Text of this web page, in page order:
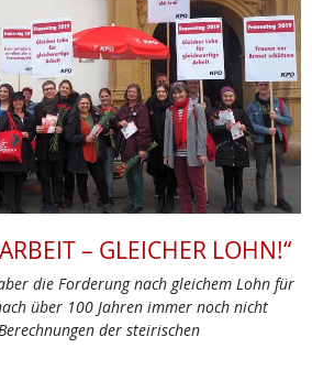
– GLEICHER LOHN!“
die Forderung nach gleichem Lohn für
über 100 Jahren immer noch nicht
der steirischen